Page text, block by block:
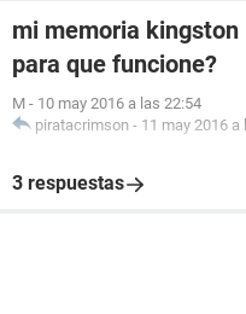
mi memoria kingston
para que funcione?
M - 10 may 2016 a las 22:54
piratacrimson - 11 may 2016 a
3 respuestas